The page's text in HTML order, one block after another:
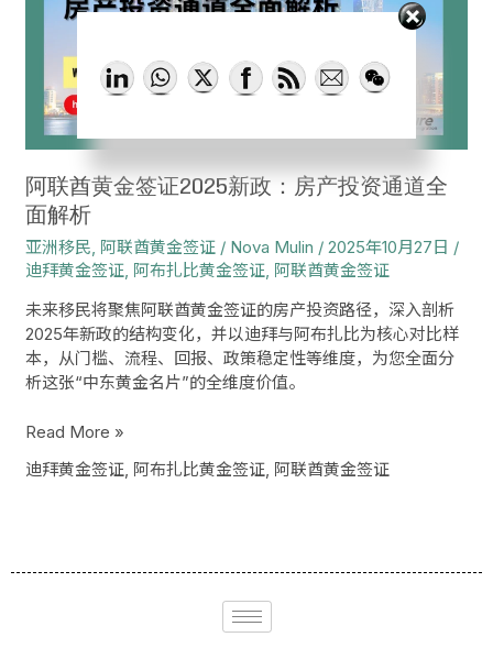
阿联酋黄金签证2025新政：房产投资通道全
面解析
亚洲移民, 阿联酋黄金签证 / Nova Mulin /2025年10月27日 /
迪拜黄金签证, 阿布扎比黄金签证, 阿联酋黄金签证
未来移民将聚焦阿联酋黄金签证的房产投资路径，深入剖析
2025年新政的结构变化，并以迪拜与阿布扎比为核心对比样
本，从门槛、流程、回报、政策稳定性等维度，为您全面分
析这张“中东黄金名片”的全维度价值。
政：
房
产
投
资
通
道
全
面
解
析
Read More »
迪拜黄金签证 阿布扎比黄金签证 阿联酋黄金签证